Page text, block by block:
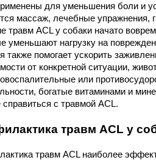
для уменьшения боли и
массаж, лечебные
травм ACL у собаки начато
уменьшают нагрузку на
также помогает ускорить
от конкретной ситуации,
или
богатые витаминами и
справиться с травмой ACL.
травм ACL у
травм ACL наиболее